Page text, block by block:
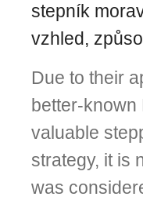
stepník
vzhled,
Due to their
better-known
valuable
strategy, it is
was